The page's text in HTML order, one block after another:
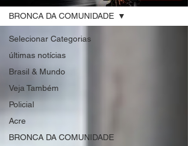
Selecionar Categorias
últimas notícias
Brasil & Mundo
Veja Também
Policial
Acre
BRONCA DA COMUNIDADE
BRONCA DA COMUNIDADE